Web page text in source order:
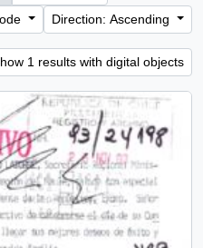
Direction: Ascending
1 results with digital objects